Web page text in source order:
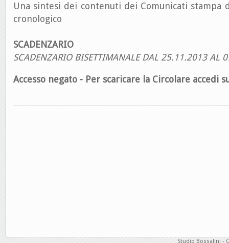
Una sintesi dei contenuti dei Comunicati stampa
cronologico
SCADENZARIO
SCADENZARIO BISETTIMANALE DAL 25.11.2013 AL
Accesso negato - Per scaricare la Circolare accedi
Studio Bossalini -